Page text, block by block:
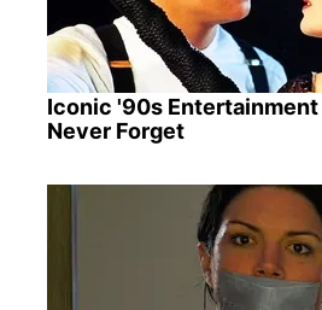
Iconic '90s
Never Forget